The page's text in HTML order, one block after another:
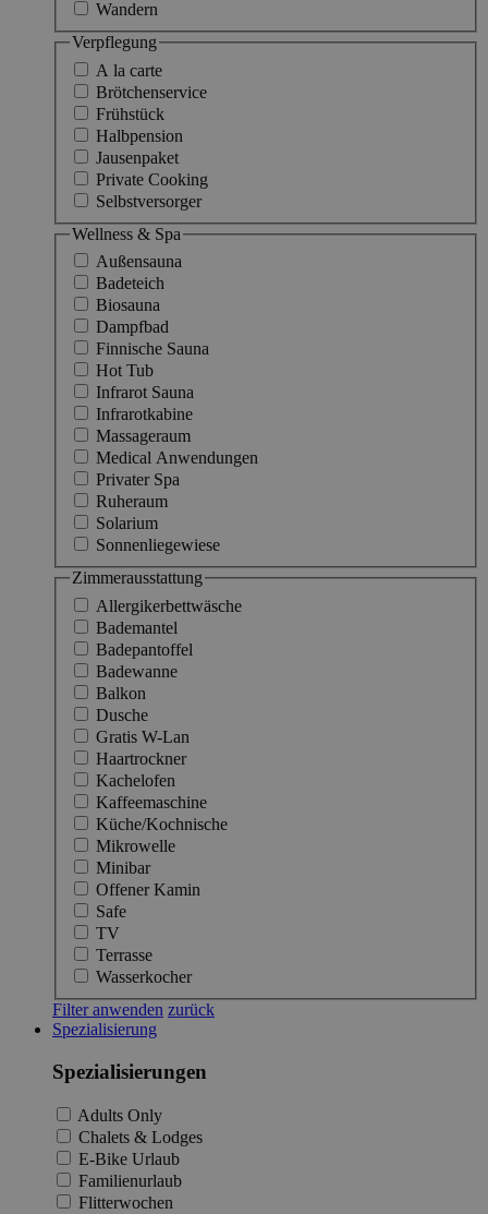
Wandern
Verpflegung
A la carte
Brötchenservice
Frühstück
Halbpension
Jausenpaket
Private Cooking
Selbstversorger
Wellness & Spa
Außensauna
Badeteich
Biosauna
Dampfbad
Finnische Sauna
Hot Tub
Infrarot Sauna
Infrarotkabine
Massageraum
Medical Anwendungen
Privater Spa
Ruheraum
Solarium
Sonnenliegewiese
Zimmerausstattung
Allergikerbettwäsche
Bademantel
Badepantoffel
Badewanne
Balkon
Dusche
Gratis W-Lan
Haartrockner
Kachelofen
Kaffeemaschine
Küche/Kochnische
Mikrowelle
Minibar
Offener Kamin
Safe
TV
Terrasse
Wasserkocher
Filter anwenden zurück
Spezialisierung
Spezialisierungen
Adults Only
Chalets & Lodges
E-Bike Urlaub
Familienurlaub
Flitterwochen